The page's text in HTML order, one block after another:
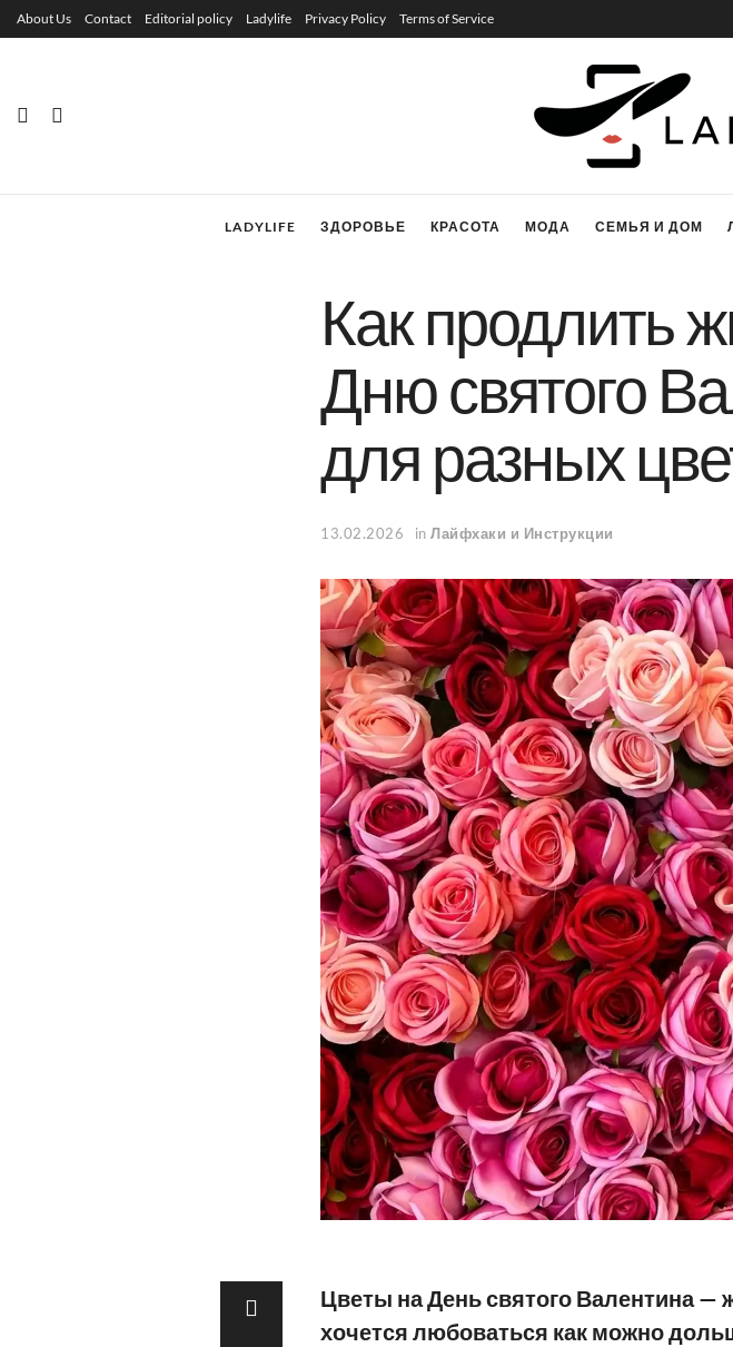
About Us Contact Editorial policy Ladylife Privacy Policy Terms of Service
LADYLIFE ЗДОРОВЬЕ КРАСОТА МОДА СЕМЬЯ И ДОМ
Как продлить
Дню святого
для разных
13.02.2026 in Лайфхаки и Инструкции
Цветы на День святого Валентина
хочется любоваться как можно